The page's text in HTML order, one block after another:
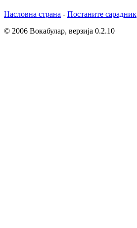
Насловна страна - Постаните сарадник
© 2006 Вокабулар, верзија 0.2.10